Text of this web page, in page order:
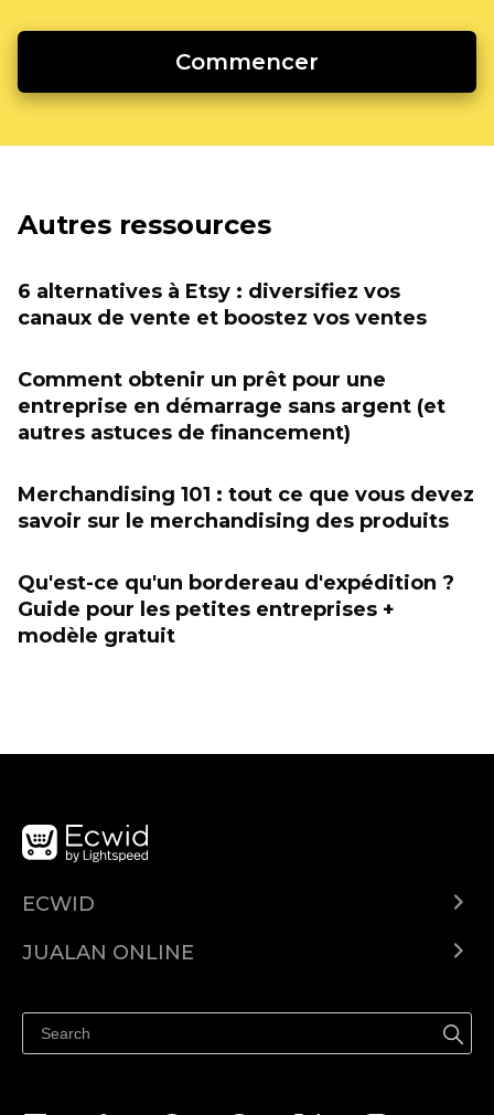
Commencer
Autres ressources
6 alternatives à Etsy : diversifiez vos
canaux de vente et boostez vos ventes
Comment obtenir un prêt pour une
entreprise en démarrage sans argent (et
autres astuces de financement)
Merchandising 101 : tout ce que vous devez
savoir sur le merchandising des produits
Qu'est-ce qu'un bordereau d'expédition ?
Guide pour les petites entreprises +
modèle gratuit
ECWID
Pusat Bantuan
JUALAN ONLINE
Jualan di Facebook